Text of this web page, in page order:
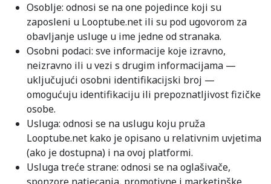
Osoblje: odnosi se na one pojedince koji su
zaposleni u Looptube.net ili su pod ugovorom za
obavljanje usluge u ime jedne od stranaka.
Osobni podaci: sve informacije koje izravno,
neizravno ili u vezi s drugim informacijama —
uključujući osobni identifikacijski broj —
omogućuju identifikaciju ili prepoznatljivost fizičke
osobe.
Usluga: odnosi se na uslugu koju pruža
Looptube.net kako je opisano u relativnim uvjetima
(ako je dostupna) i na ovoj platformi.
Usluga treće strane: odnosi se na oglašivače,